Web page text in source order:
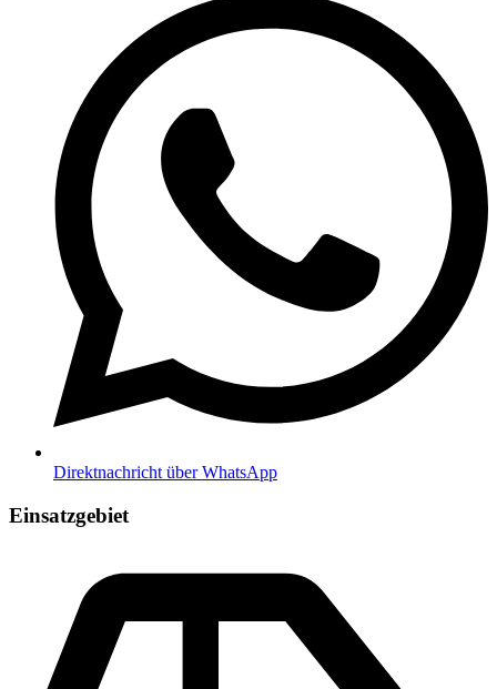
Direktnachricht über WhatsApp
Einsatzgebiet